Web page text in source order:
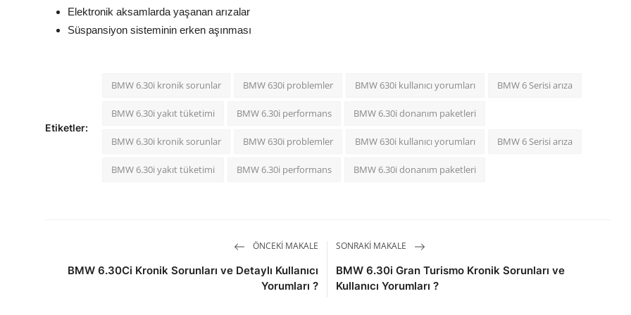
Elektronik aksamlarda yaşanan arızalar
Süspansiyon sisteminin erken aşınması
Etiketler:
BMW 6.30i kronik sorunlar BMW 630i problemler BMW 630i kullanıcı yorumları BMW 6 Serisi arıza
BMW 6.30i yakıt tüketimi BMW 6.30i performans BMW 6.30i donanım paketleri
BMW 6.30i kronik sorunlar BMW 630i problemler BMW 630i kullanıcı yorumları BMW 6 Serisi arıza
BMW 6.30i yakıt tüketimi BMW 6.30i performans BMW 6.30i donanım paketleri
ÖNCEKI MAKALE
BMW 6.30Ci Kronik Sorunları ve Detaylı Kullanıcı
Yorumları ?
SONRAKI MAKALE
BMW 6.30i Gran Turismo Kronik Sorunları ve
Kullanıcı Yorumları ?